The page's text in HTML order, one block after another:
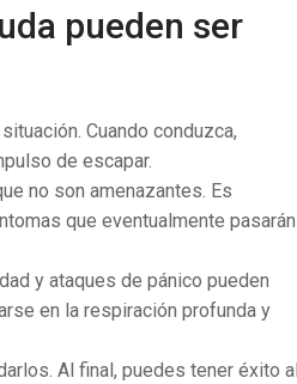
pueden ser
Cuando conduzca,
de escapar.
no son amenazantes. Es
que eventualmente pasarán
y ataques de pánico pueden
en la respiración profunda y
Al final, puedes tener éxito al